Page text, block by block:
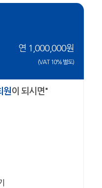
연 1,000,000원
(VAT 10% 별도)
원이 되시면"